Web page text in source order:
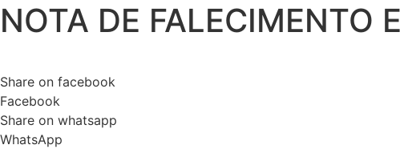
NOTA DE
Share on facebook
Facebook
Share on whatsapp
WhatsApp